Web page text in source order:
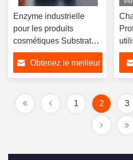
Enzyme industrielle
pour les produits
cosmétiques Substrate
large Spécificité
Classification Grade
industriel
Obtenez le meilleur
les
1 2 3